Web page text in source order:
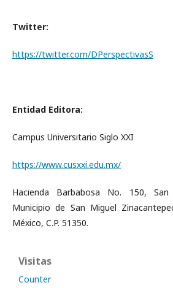
Twitter:
https://twitter.com/DPerspectivasS
Entidad Editora:
Campus Universitario Siglo XXI
https://www.cusxxi.edu.mx/
Hacienda Barbabosa No. 150,
Municipio de San Miguel
México, C.P. 51350.
Visitas
Counter